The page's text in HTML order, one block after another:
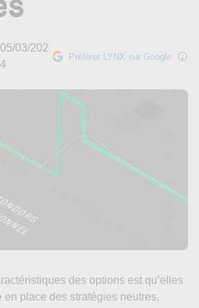
05/03/202
4
Préférer LYNX sur Google
des options est qu’elles
en place des stratégies neutres,